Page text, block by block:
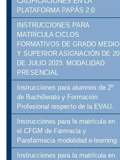
PLATAFORMA PAPÁS 2.0
INSTRUCCIONES PARA
MATRÍCULA CICLOS
FORMATIVOS DE GRADO MEDIO
Y SUPERIOR ASIGNACIÓN DE 20
DE JULIO 2023. MODALIDAD
PRESENCIAL
Instrucciones para alumnos de 2º
de Bachillerato y Formación
Profesional respecto de la EVAU.
Instrucciones para la matrícula en
el CFGM de Farmacia y
Parafarmacia modalidad e-learning.
Instrucciones para la matrícula en